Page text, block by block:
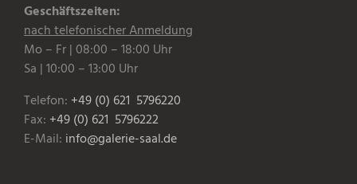
Geschäftszeiten:
nach telefonischer Anmeldung
Mo – Fr | 08:00 – 18:00 Uhr
Sa | 10:00 – 13:00 Uhr
Telefon: +49 (0) 621 5796220
Fax: +49 (0) 621 5796222
E-Mail: info@galerie-saal.de